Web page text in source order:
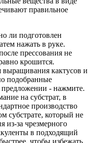
правильное
ли подготовлен
нажать в руке.
прессования не
крошится.
выращивания кактусов и
подобранные
- нажмите.
на субстрат, в
производство
субстрате, который не
из-за чрезмерного
в подходящий
чтобы избежать